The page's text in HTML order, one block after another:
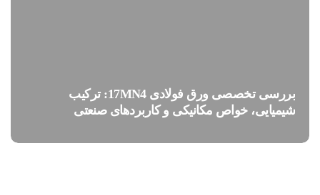
بررسی تخصصی ورق فولادی 17MN4: ترکیب
شیمیایی، خواص مکانیکی و کاربردهای صنعتی